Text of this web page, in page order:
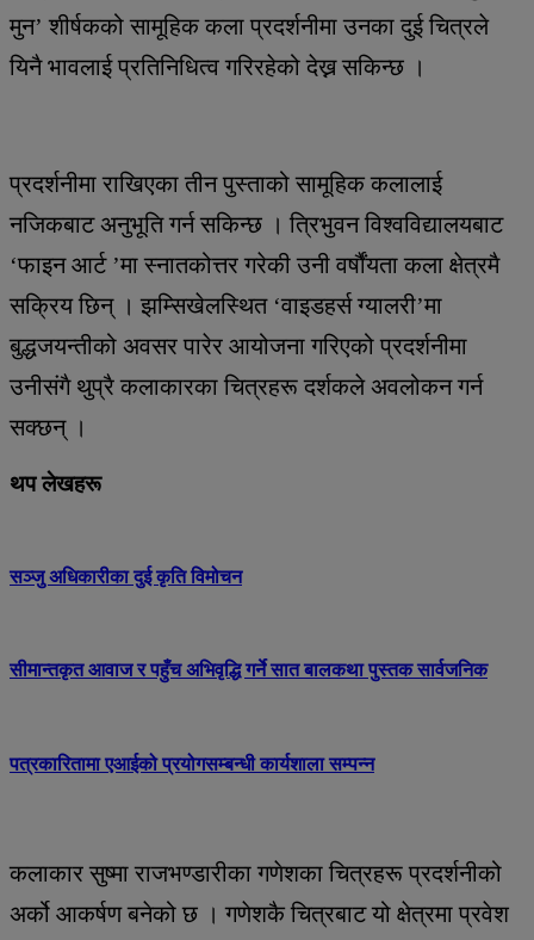
मुन’ शीर्षकको सामूहिक कला प्रदर्शनीमा उनका दुई चित्रले
यिनै भावलाई प्रतिनिधित्व गरिरहेको देख्न सकिन्छ ।
प्रदर्शनीमा राखिएका तीन पुस्ताको सामूहिक कलालाई
नजिकबाट अनुभूति गर्न सकिन्छ । त्रिभुवन विश्वविद्यालयबाट
‘फाइन आर्ट ’मा स्नातकोत्तर गरेकी उनी वर्षौंयता कला क्षेत्रमै
सक्रिय छिन् । झम्सिखेलस्थित ‘वाइडहर्स ग्यालरी’मा
बुद्धजयन्तीको अवसर पारेर आयोजना गरिएको प्रदर्शनीमा
उनीसंगै थुप्रै कलाकारका चित्रहरू दर्शकले अवलोकन गर्न
सक्छन् ।
थप लेखहरू
सञ्जु अधिकारीका दुई कृति विमोचन
सीमान्तकृत आवाज र पहुँच अभिवृद्धि गर्ने सात बालकथा पुस्तक सार्वजनिक
पत्रकारितामा एआईको प्रयोगसम्बन्धी कार्यशाला सम्पन्न
कलाकार सुष्मा राजभण्डारीका गणेशका चित्रहरू प्रदर्शनीको
अर्को आकर्षण बनेको छ । गणेशकै चित्रबाट यो क्षेत्रमा प्रवेश